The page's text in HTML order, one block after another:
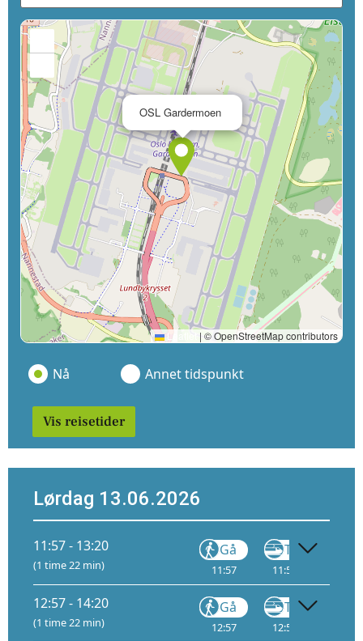
OSL Gardermoen
Leaflet | © OpenStreetMap contributors
Nå Annet tidspunkt
Vis reisetider
Lørdag 13.06.2026
11:57 - 13:20
(1 time 22 min)
Gå
11:57
Tog
11:59
12:57 - 14:20
(1 time 22 min)
Gå
12:57
Tog
12:59